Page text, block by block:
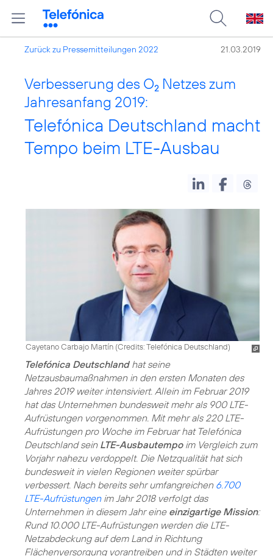
Zurück zu Pressemitteilungen 2022 21.03.2019
Verbesserung des O2 Netzes zum
Jahresanfang 2019:
Telefónica Deutschland macht
Tempo beim LTE-Ausbau
Cayetano Carbajo Martín (Credits: Telefónica Deutschland)
Telefónica Deutschlandhat seine
Netzausbaumaßnahmen in den ersten Monaten des
Jahres 2019 weiter intensiviert. Allein im Februar 2019
hat das Unternehmen bundesweit mehr als 900 LTE-
Aufrüstungen vorgenommen. Mit mehr als 220 LTE-
Aufrüstungen pro Woche im Februar hat Telefónica
Deutschland sein LTE-Ausbautempoim Vergleich zum
Vorjahr nahezu verdoppelt. Die Netzqualität hat sich
bundesweit in vielen Regionen weiter spürbar
verbessert. Nach bereits sehr umfangreichen 6.700
LTE-Aufrüstungenim Jahr 2018 verfolgt das
Unternehmen in diesem Jahr eine einzigartige Mission:
Rund 10.000 LTE-Aufrüstungen werden die LTE-
Netzabdeckung auf dem Land in Richtung
Flächenversorgung vorantreiben und in Städten weiter